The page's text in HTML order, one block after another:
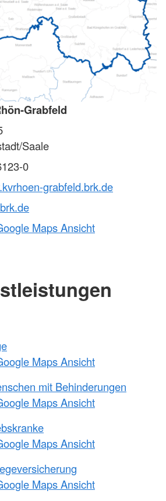
Grabfeld
Saale
0
grabfeld.brk.de
Maps Ansicht
Maps Ansicht
mit Behinderungen
Maps Ansicht
Maps Ansicht
Maps Ansicht